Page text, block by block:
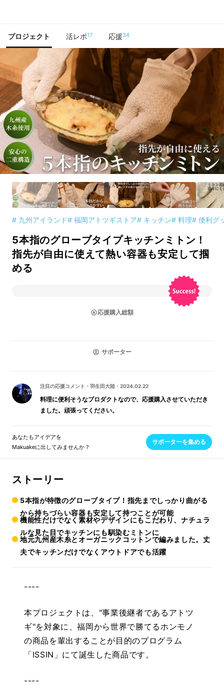
プロジェクト 活レポ17 応援34
# 九州アイランド# 福岡アトツギストア# キッチン# 料理# 便利グ
5本指のグローブタイプキッチンミトン！
指先が自由に使えて熱い容器も安定して掴
める
応援購入総額
サポーター
注目の応援コメント ・ 羽生田大陸 ・ 2024.02.22
料理に便利そうなプロダクトなので、応援購入させていただき
ました。頑張ってください。
あなたもアイデアを
Makuakeに出してみませんか？
サポーターを集める
ストーリー
5本指が特徴のグローブタイプ！指先までしっかり曲がる
から持ちづらい容器も安定して持つことが可能
機能性だけでなく素材やデザインにもこだわり、ナチュラ
ルな見た目でキッチンにも馴染むミトンに
地元九州産木糸とオーガニックコットンで編みました。丈
夫でキッチンだけでなくアウトドアでも活躍
----
本プロジェクトは、"事業後継者であるアトツ
ギ"を対象に、福岡から世界で勝てるホンモノ
の商品を輩出することが目的のプログラム
「ISSIN」にて誕生した商品です。
----